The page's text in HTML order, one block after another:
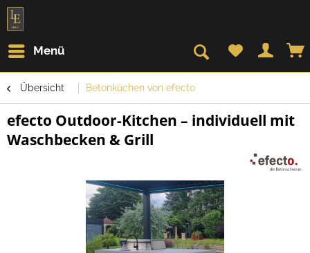
Menü
Übersicht Betonküchen von efecto
efecto Outdoor-Kitchen – individuell mit
Waschbecken & Grill